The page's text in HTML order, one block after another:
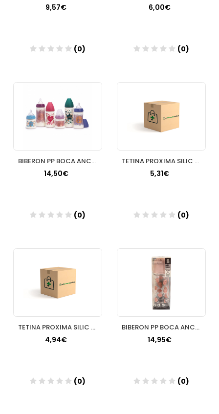
9,57€
(0)
6,00€
(0)
BIBERON PP BOCA ANCHA T SILICONA SUAVINEX PREMIU
14,50€
(0)
TETINA PROXIMA SILIC FLU MED 0
5,31€
(0)
TETINA PROXIMA SILIC FLU LENTO
4,94€
(0)
BIBERON PP BOCA ANCHA T SILICONA SUAVINEX PREMIU
14,95€
(0)